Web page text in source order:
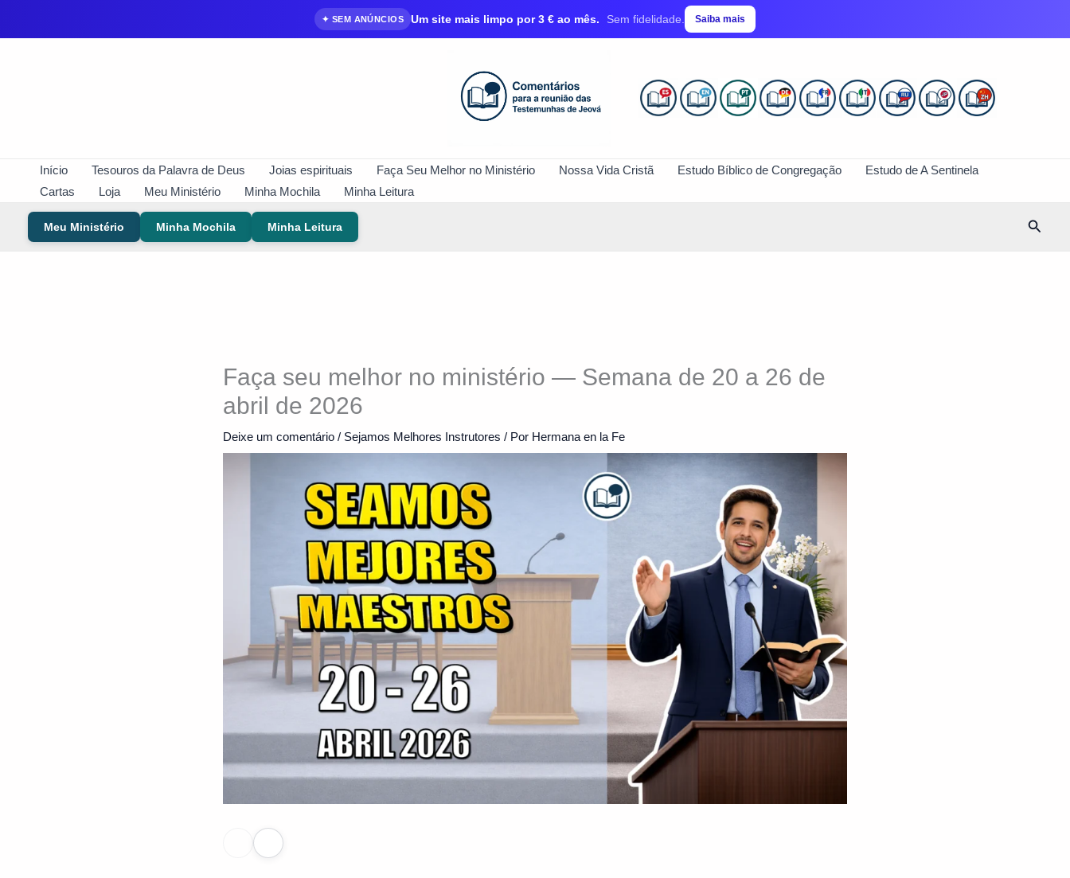
✦ SEM ANÚNCIOS Um site mais limpo por 3 € ao mês. Sem fidelidade. Saiba mais
Início Tesouros da Palavra de Deus Joias espirituais Faça Seu Melhor no Ministério Nossa Vida Cristã Estudo Bíblico de Congregação
Estudo de A Sentinela
Cartas
Loja Meu Ministério Minha Mochila Minha Leitura
Meu Ministério Minha Mochila Minha Leitura
Faça seu melhor no ministério — Semana de 20 a 26 de
abril de 2026
Deixe um comentário / Sejamos Melhores Instrutores / Por Hermana en la Fe